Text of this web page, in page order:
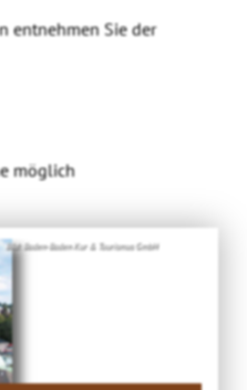
entnehmen Sie der
möglich
Bild: Baden-Baden Kur & Tourismus GmbH